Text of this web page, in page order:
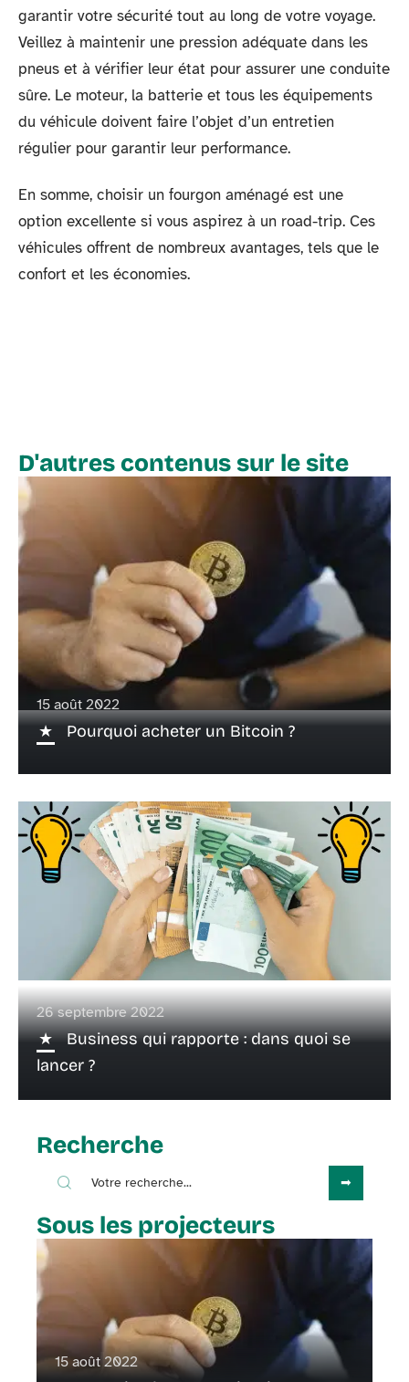
garantir votre sécurité tout au long de votre voyage.
Veillez à maintenir une pression adéquate dans les
pneus et à vérifier leur état pour assurer une conduite
sûre. Le moteur, la batterie et tous les équipements
du véhicule doivent faire l’objet d’un entretien
régulier pour garantir leur performance.
En somme, choisir un fourgon aménagé est une
option excellente si vous aspirez à un road-trip. Ces
véhicules offrent de nombreux avantages, tels que le
confort et les économies.
D'autres contenus sur le site
15 août 2022
Pourquoi acheter un Bitcoin ?
26 septembre 2022
Business qui rapporte : dans quoi se
lancer ?
Recherche
Sous les projecteurs
15 août 2022